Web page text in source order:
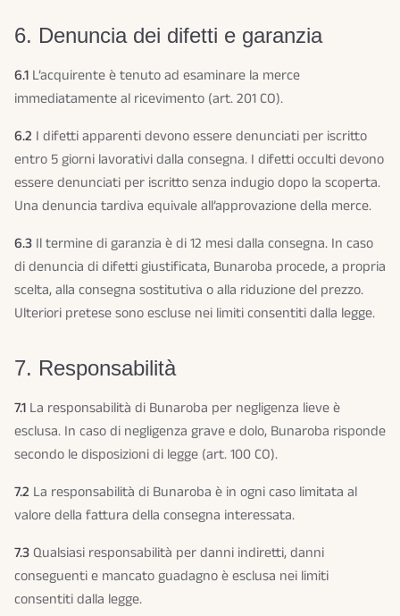
6. Denuncia dei difetti e garanzia
6.1 L’acquirente è tenuto ad esaminare la merce
immediatamente al ricevimento (art. 201 CO).
6.2 I difetti apparenti devono essere denunciati per iscritto
entro 5 giorni lavorativi dalla consegna. I difetti occulti devono
essere denunciati per iscritto senza indugio dopo la scoperta.
Una denuncia tardiva equivale all’approvazione della merce.
6.3 Il termine di garanzia è di 12 mesi dalla consegna. In caso
di denuncia di difetti giustificata, Bunaroba procede, a propria
scelta, alla consegna sostitutiva o alla riduzione del prezzo.
Ulteriori pretese sono escluse nei limiti consentiti dalla legge.
7. Responsabilità
7.1 La responsabilità di Bunaroba per negligenza lieve è
esclusa. In caso di negligenza grave e dolo, Bunaroba risponde
secondo le disposizioni di legge (art. 100 CO).
7.2 La responsabilità di Bunaroba è in ogni caso limitata al
valore della fattura della consegna interessata.
7.3Qualsiasi responsabilità per danni indiretti, danni
conseguenti e mancato guadagno è esclusa nei limiti
consentiti dalla legge.